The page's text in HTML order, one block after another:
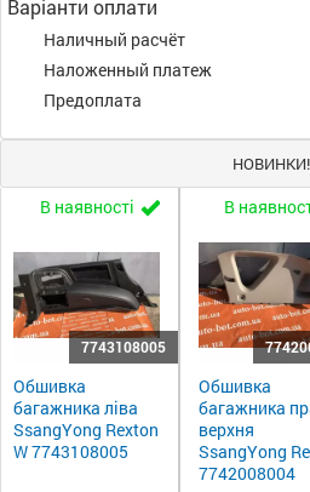
Варіанти оплати
Наличный расчёт
Наложенный платеж
Предоплата
НОВИНКИ!
В наявності
7743108005
Обшивка
багажника ліва
SsangYong Rexton
W 7743108005
В
Обшивка
багажника
верхня
SsangYong
7742008004